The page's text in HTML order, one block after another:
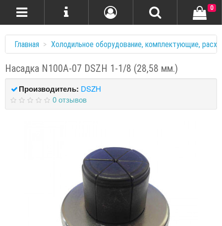
0
Главная Холодильное оборудование, комплектующие,
Насадка N100A-07 DSZH 1-1/8 (28,58 мм.)
Производитель: DSZH
0 отзывов